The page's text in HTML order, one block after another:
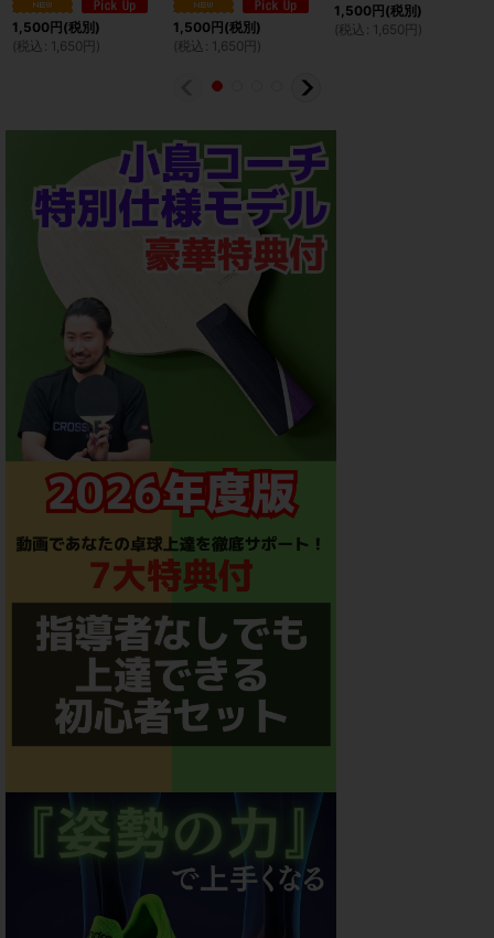
1,500円(税別)
(税込 : 1,650円 )
1,500円(税別)
(税込 : 1,650円 )
1,500円(税別)
(税込 : 1,650円 )